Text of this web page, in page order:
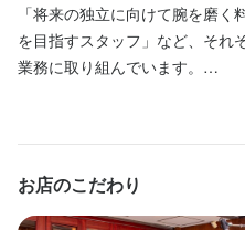
毎月メニューが変わっても、
だけは変わりません。お客様に
ただけるお店を、あなたの経験
「将来の独立に向けて腕を磨
を目指すスタッフ」など、それ
業務に取り組んでいます。
高の笑顔で意見を交わし合う
お互いの情熱をリスペクトし、
す。
あなたもぜひ私たちの輪に加わ
一歩を踏み出してみませんか？
お店のこだわり
◎まかないあり（店外の場合、
◎制服貸与
◎自転車・バイク通勤可能
資格取得支援あり
独立実績あり
待遇
◎まかないあり（店外の場合、
◎社会保険完備
◎まかないあり（店外の場合、
◎制服貸与
まかない・食事補助あり
ピアスOK